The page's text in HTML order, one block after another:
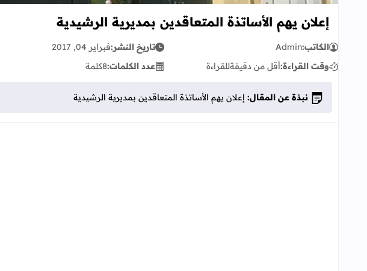
إعلان يهم الأساتذة المتعاقدين بمديرية الرشيدية
الكاتب:Admin تاريخ النشر:فبراير 04, 2017
وقت القراءة:أقل من دقيقةللقراءة عدد الكلمات:8كلمة
نبذة عن المقال: إعلان يهم الأساتذة المتعاقدين بمديرية الرشيدية